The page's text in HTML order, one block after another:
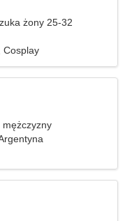
żony 25-32
Cosplay
mężczyzny